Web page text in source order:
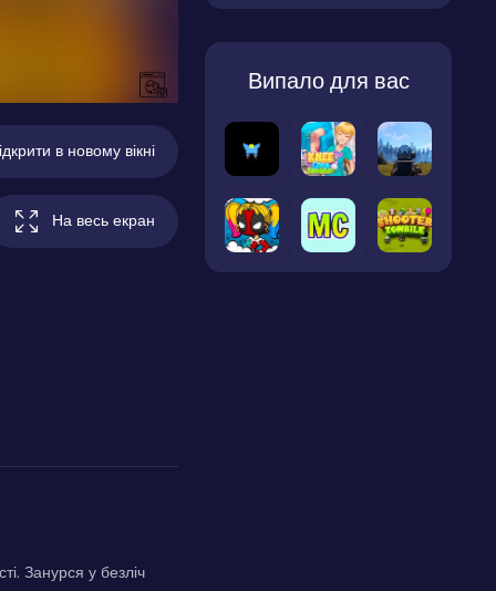
в новому вікні
На весь екран
Занурся у безліч
Випало для вас